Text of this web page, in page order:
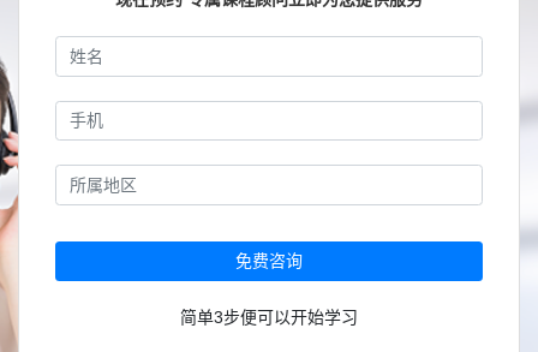
免费咨询
简单3步便可以开始学习